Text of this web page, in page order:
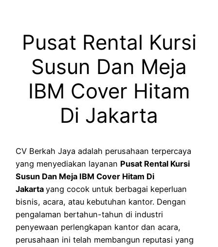
Pusat Rental Kursi
Susun Dan Meja
IBM Cover Hitam
Di Jakarta
CV Berkah Jaya adalah perusahaan terpercaya
yang menyediakan layanan Pusat Rental Kursi
Susun Dan Meja IBM Cover Hitam Di
Jakarta yang cocok untuk berbagai keperluan
bisnis, acara, atau kebutuhan kantor. Dengan
pengalaman bertahun-tahun di industri
penyewaan perlengkapan kantor dan acara,
perusahaan ini telah membangun reputasi yang